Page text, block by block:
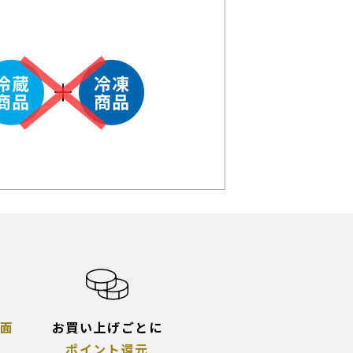
お買い上げごとに
ポイント還元